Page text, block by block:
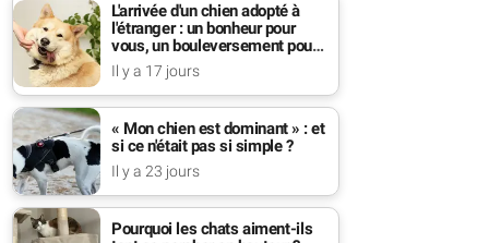
L'arrivée d'un chien adopté à
l'étranger : un bonheur pour
vous, un bouleversement pour
lui
Il y a 17 jours
« Mon chien est dominant » : et
si ce n'était pas si simple ?
Il y a 23 jours
Pourquoi les chats aiment-ils